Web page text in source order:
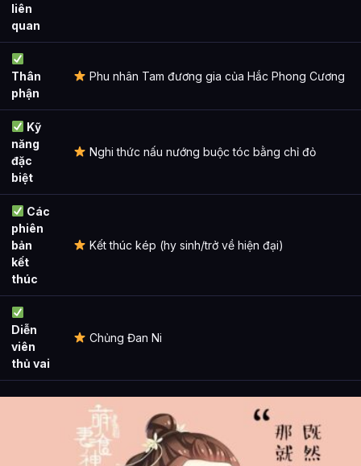
liên
quan
Thân
phận
Phu nhân Tam đương gia của Hắc Phong Cương
Kỹ
năng
đặc
biệt
Nghi thức nấu nướng buộc tóc bằng chỉ đỏ
Các
phiên
bản
kết
thúc
Kết thúc kép (hy sinh/trở về hiện đại)
Diễn
viên
thủ vai
Chủng Đan Ni